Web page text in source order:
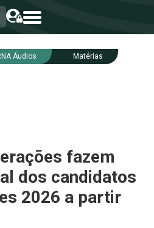
Áudios Matérias
fazem
dos candidatos
2026 a partir